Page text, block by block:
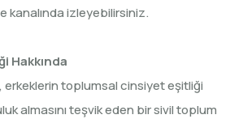
kanalında izleyebilirsiniz.
Hakkında
erkeklerin toplumsal cinsiyet eşitliği
almasını teşvik eden bir sivil toplum